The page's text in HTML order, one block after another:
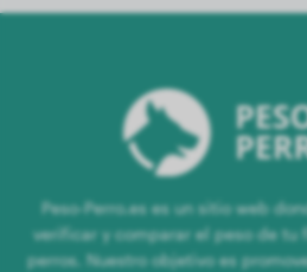
Peso-Perro.es es un sitio web
verificar y comparar el peso de tu
perros. Nuestro objetivo es